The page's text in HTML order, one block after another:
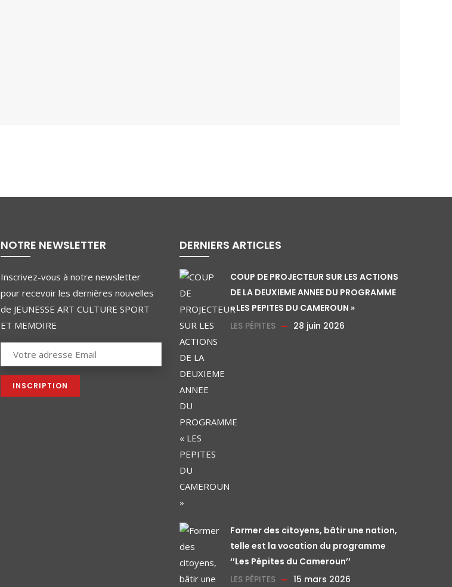
NOTRE NEWSLETTER
Inscrivez-vous à notre newsletter
pour recevoir les dernières nouvelles
de JEUNESSE ART CULTURE SPORT
ET MEMOIRE
DERNIERS ARTICLES
COUP DE PROJECTEUR SUR LES ACTIONS
DE LA DEUXIEME ANNEE DU PROGRAMME
« LES PEPITES DU CAMEROUN »
LES PÉPITES
28 juin 2026
Former des citoyens, bâtir une nation,
telle est la vocation du programme
‘’Les Pépites du Cameroun’’
LES PÉPITES
15 mars 2026